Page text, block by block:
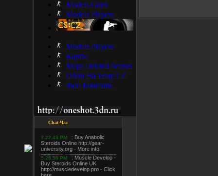
Models Guns
Models Players
Models Players
Карты
Maps Deleted Scenes
Обои На Тему CZ
Фон Консоли
Chat-Чат